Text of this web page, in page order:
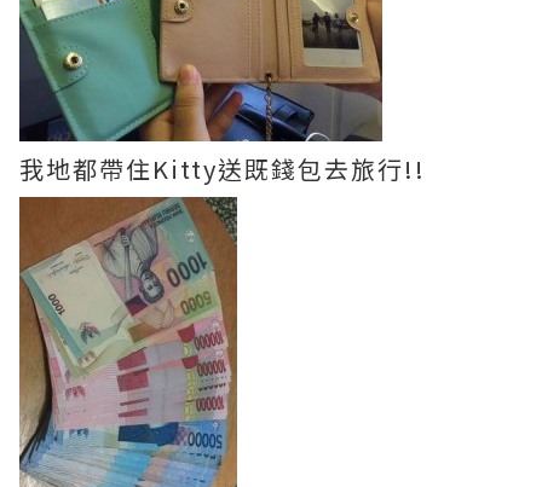
我地都帶住Kitty送既錢包去旅行!!